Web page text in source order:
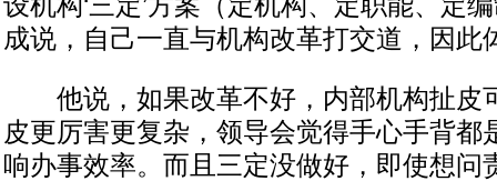
成说，自己一直与机构改革打交道，因此
他说，如果改革不好，内部机构扯皮
皮更厉害更复杂，领导会觉得手心手背都
响办事效率。而且三定没做好，即使想问